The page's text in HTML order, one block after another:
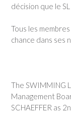
décision que le
Tous les
chance dans ses
The SWIMMING
Management
SCHAEFFER as